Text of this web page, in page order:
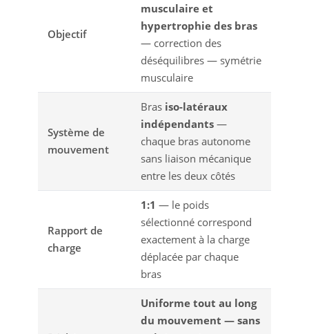
Objectif
musculaire et
hypertrophie des bras
— correction des
déséquilibres — symétrie
musculaire
Système de
mouvement
Bras iso-latéraux
indépendants —
chaque bras autonome
sans liaison mécanique
entre les deux côtés
Rapport de
charge
1:1 — le poids
sélectionné correspond
exactement à la charge
déplacée par chaque
bras
Uniforme tout au long
du mouvement — sans